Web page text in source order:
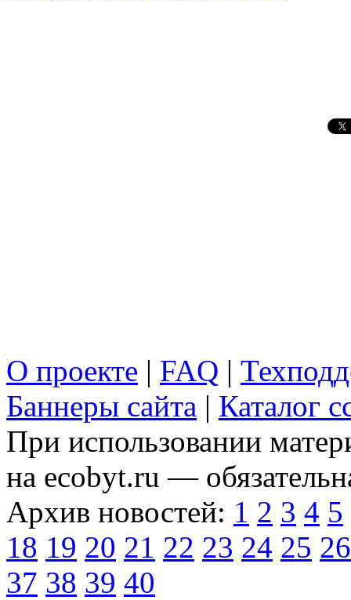
О проекте | FAQ |
Баннеры сайта | Каталог
При использовании
на ecobyt.ru —
Архив новостей: 1 2 3 4 5
18 19 20 21 22 23 24 25 26
37 38 39 40